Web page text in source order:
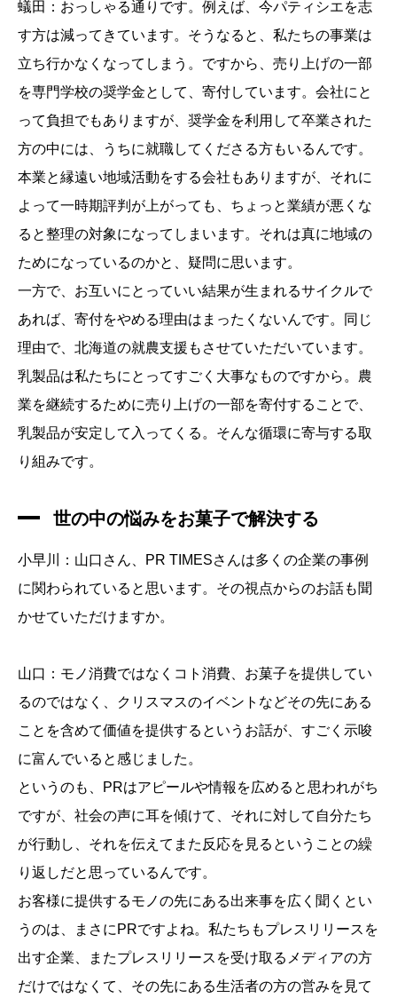
蟻田：おっしゃる通りです。例えば、今パティシエを志
す方は減ってきています。そうなると、私たちの事業は
立ち行かなくなってしまう。ですから、売り上げの一部
を専門学校の奨学金として、寄付しています。会社にと
って負担でもありますが、奨学金を利用して卒業された
方の中には、うちに就職してくださる方もいるんです。
本業と縁遠い地域活動をする会社もありますが、それに
よって一時期評判が上がっても、ちょっと業績が悪くな
ると整理の対象になってしまいます。それは真に地域の
ためになっているのかと、疑問に思います。
一方で、お互いにとっていい結果が生まれるサイクルで
あれば、寄付をやめる理由はまったくないんです。同じ
理由で、北海道の就農支援もさせていただいています。
乳製品は私たちにとってすごく大事なものですから。農
業を継続するために売り上げの一部を寄付することで、
乳製品が安定して入ってくる。そんな循環に寄与する取
り組みです。
世の中の悩みをお菓子で解決する
小早川：山口さん、PR TIMESさんは多くの企業の事例
に関わられていると思います。その視点からのお話も聞
かせていただけますか。
山口：モノ消費ではなくコト消費、お菓子を提供してい
るのではなく、クリスマスのイベントなどその先にある
ことを含めて価値を提供するというお話が、すごく示唆
に富んでいると感じました。
というのも、PRはアピールや情報を広めると思われがち
ですが、社会の声に耳を傾けて、それに対して自分たち
が行動し、それを伝えてまた反応を見るということの繰
り返しだと思っているんです。
お客様に提供するモノの先にある出来事を広く聞くとい
うのは、まさにPRですよね。私たちもプレスリリースを
出す企業、またプレスリリースを受け取るメディアの方
だけではなくて、その先にある生活者の方の営みを見て